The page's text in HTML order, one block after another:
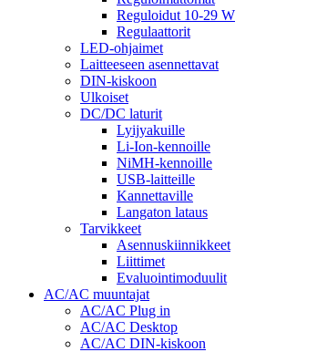
Reguloidut 10-29 W
Regulaattorit
LED-ohjaimet
Laitteeseen asennettavat
DIN-kiskoon
Ulkoiset
DC/DC laturit
Lyijyakuille
Li-Ion-kennoille
NiMH-kennoille
USB-laitteille
Kannettaville
Langaton lataus
Tarvikkeet
Asennuskiinnikkeet
Liittimet
Evaluointimoduulit
AC/AC muuntajat
AC/AC Plug in
AC/AC Desktop
AC/AC DIN-kiskoon